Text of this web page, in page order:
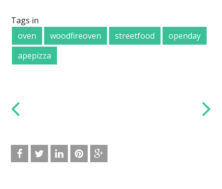
Tags in
oven
woodfireoven streetfood
openday
apepizza